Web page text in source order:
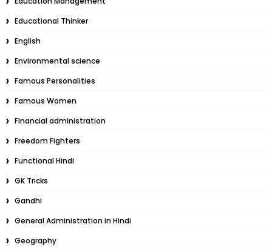
Educational Thinker
English
Environmental science
Famous Personalities
Famous Women
Financial administration
Freedom Fighters
Functional Hindi
GK Tricks
Gandhi
General Administration in Hindi
Geography